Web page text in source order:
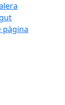
pàgina